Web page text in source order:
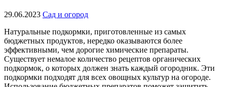
29.06.2023 Сад и огород
Натуральные подкормки, приготовленные из самых
бюджетных продуктов, нередко оказываются более
эффективными, чем дорогие химические препараты.
Существует немалое количество рецептов органических
подкормок, о которых должен знать каждый огородник. Эти
подкормки подходят для всех овощных культур на огороде.